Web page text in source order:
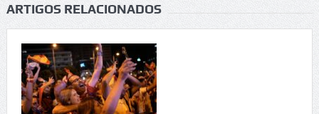
ARTIGOS RELACIONADOS